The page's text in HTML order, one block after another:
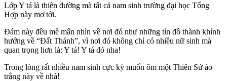
Lớp Y tá là thiên đường mà tất cả nam sinh trường đại học Tổng
Hợp này mơ tới.
Đám này đều mê mẩn nhìn về nơi đó như những tín đồ thành khính
hướng về “Đất Thánh”, vì nơi đó không chỉ có nhiều nữ sinh mà
quan trọng hơn là: Y tá! Y tá đó nha!
Trong lòng rất nhiều nam sinh cực kỳ muốn ôm một Thiên Sứ áo
trắng này về nhà!